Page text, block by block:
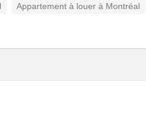
Appartement à louer à Montréal